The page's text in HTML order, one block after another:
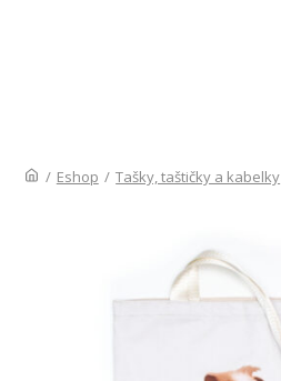
/ Eshop / Tašky, taštičky a kabelky